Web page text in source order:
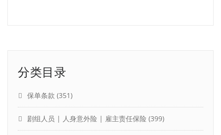
分类目录
保单条款 (351)
剧组人员 | 人身意外险 | 雇主责任保险 (399)